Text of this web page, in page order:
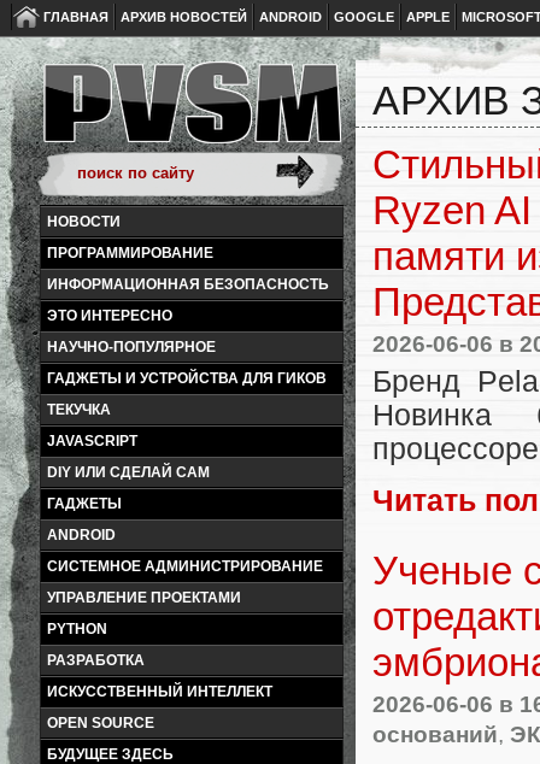
ГЛАВНАЯ АРХИВ НОВОСТЕЙ ANDROID GOOGLE APPLE
НОВОСТИ
ПРОГРАММИРОВАНИЕ
ИНФОРМАЦИОННАЯ БЕЗОПАСНОСТЬ
ЭТО ИНТЕРЕСНО
НАУЧНО-ПОПУЛЯРНОЕ
ГАДЖЕТЫ И УСТРОЙСТВА ДЛЯ ГИКОВ
ТЕКУЧКА
JAVASCRIPT
DIY ИЛИ СДЕЛАЙ САМ
ГАДЖЕТЫ
ANDROID
СИСТЕМНОЕ АДМИНИСТРИРОВАНИЕ
УПРАВЛЕНИЕ ПРОЕКТАМИ
PYTHON
РАЗРАБОТКА
ИСКУССТВЕННЫЙ ИНТЕЛЛЕКТ
OPEN SOURCE
БУДУЩЕЕ ЗДЕСЬ
АРХИВ
Ryzen
памяти
2026-06-06 в
Бренд
Новинка
Читать
Ученые
2026-06-06 в
оснований,